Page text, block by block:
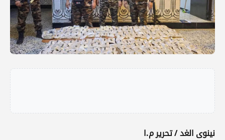
نينوى الغد / تحرير م.ا